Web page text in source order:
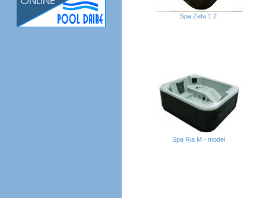
Spa Zeta 1.2
Spa Ria M - model